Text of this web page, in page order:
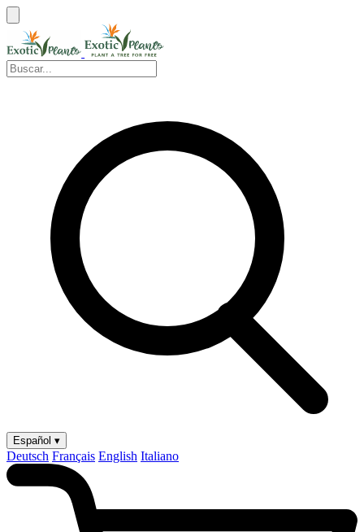
Español ▾
Deutsch Français English Italiano